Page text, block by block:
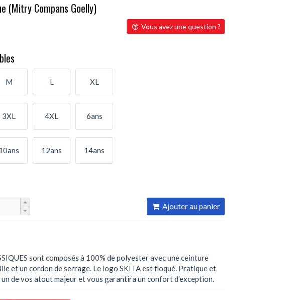
(Mitry Compans Goelly)
Vous avez une question ?
M L XL
3XL 4XL 6ans
12ans 14ans
Ajouter au panier
sont composés à 100% de polyester avec une ceinture
et un cordon de serrage. Le logo SKITA est floqué. Pratique et
de vos atout majeur et vous garantira un confort d’exception.